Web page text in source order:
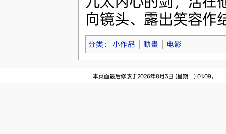
向镜头、露出笑容作
分类 ： 小作品 動畫 电影
本页面最后修改于2026年8月3日 (星期一) 01:09。